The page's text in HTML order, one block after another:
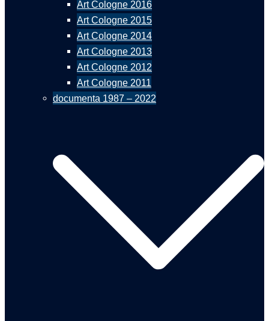
Art Cologne 2016
Art Cologne 2015
Art Cologne 2014
Art Cologne 2013
Art Cologne 2012
Art Cologne 2011
documenta 1987 – 2022